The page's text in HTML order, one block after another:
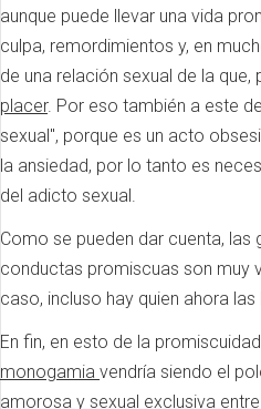
aunque puede llevar una vida
culpa, remordimientos y, en
de una relación sexual de la que,
placer. Por eso también a este
sexual", porque es un acto
la ansiedad, por lo tanto es
del adicto sexual.
Como se pueden dar cuenta, las
conductas promiscuas son muy
caso, incluso hay quien ahora las
En fin, en esto de la
monogamia vendría siendo el
amorosa y sexual exclusiva